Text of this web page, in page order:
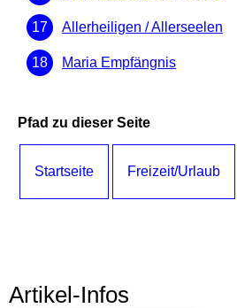
Allerheiligen / Allerseelen
Maria Empfängnis
Pfad zu dieser Seite
Startseite Freizeit/Urlaub
Artikel-Infos